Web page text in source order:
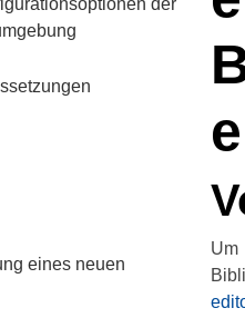
der
eines neuen